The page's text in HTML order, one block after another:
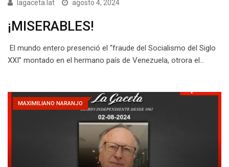
lagaceta.lat agosto 4, 2024
¡MISERABLES!
El mundo entero presenció el “fraude del Socialismo del Siglo
XXI” montado en el hermano país de Venezuela, otrora el…
MAXIMILIANO NARANJO